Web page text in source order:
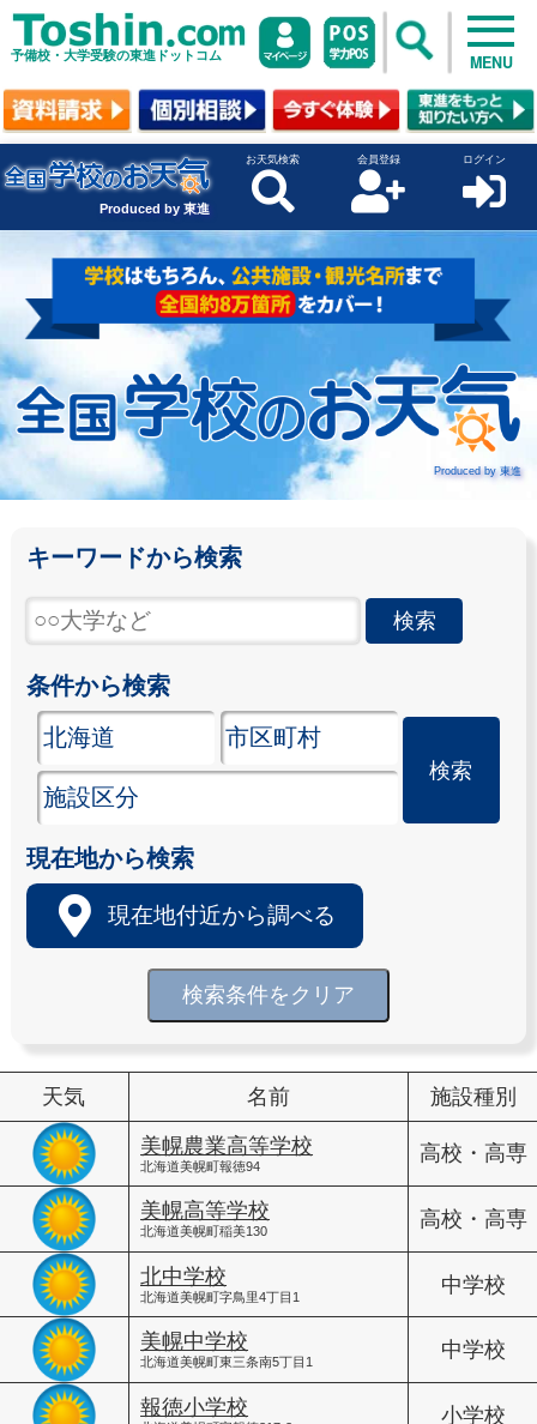
予備校・大学受験の東進ドットコム MENU
Produced by 東進
お天気検索 会員登録 ログイン
Produced by 東進
キーワードから検索
条件から検索
現在地から検索
現在地付近から調べる
検索条件をクリア
天気 名前 施設種別
美幌農業高等学校
北海道美幌町報徳94
高校・高専
美幌高等学校
北海道美幌町稲美130
高校・高専
北中学校
北海道美幌町字鳥里4丁目1
中学校
美幌中学校
北海道美幌町東三条南5丁目1
中学校
報徳小学校 小学校